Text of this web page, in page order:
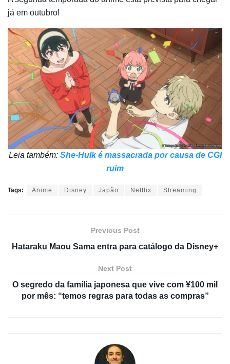
já em outubro!
Leia também: She-Hulk é massacrada por causa de CGI
ruim
Tags: Anime Disney Japão Netflix Streaming
Previous Post
Hataraku Maou Sama entra para catálogo da Disney+
Next Post
O segredo da família japonesa que vive com ¥100 mil
por mês: “temos regras para todas as compras”